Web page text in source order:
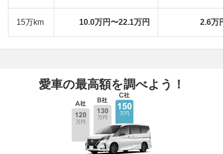
15万km 10.0万円〜22.1万円 2.6万
愛車の最高額を調べよう！